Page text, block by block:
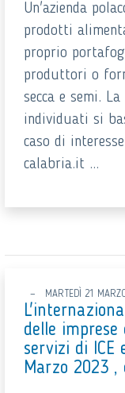
Un'azienda
prodotti
proprio
produttori o
secca e semi.
individuati si
caso di
calabria.it ...
MARTEDÌ 21
delle
servizi di ICE
Marzo 2023 ,